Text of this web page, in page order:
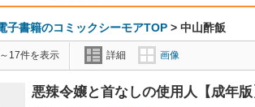
子書籍のコミックシーモアTOP > 中山酢飯
17件を表示 詳細 画像
悪辣令嬢と首なしの使用人【成年版